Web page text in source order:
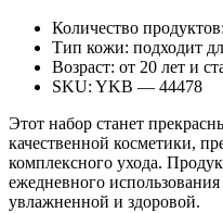
Количество
Тип кожи: подходит
Возраст: от 20 лет и
SKU: YKB — 44478
Этот набор станет
качественной косметики,
комплексного ухода.
ежедневного
увлажненной и здоровой.